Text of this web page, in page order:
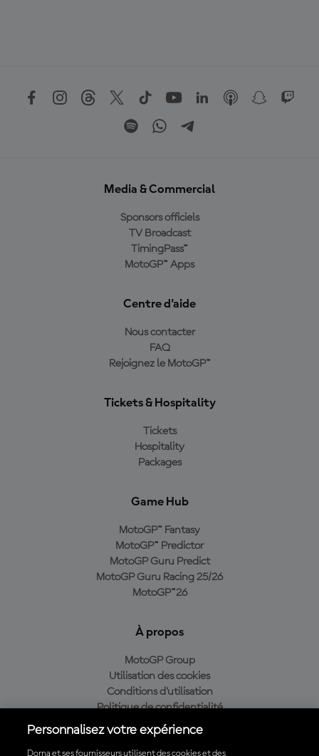
Media & Commercial
Sponsors officiels
TV Broadcast
TimingPass™
MotoGP™ Apps
Centre d'aide
Nous contacter
FAQ
Rejoignez le MotoGP™
Tickets & Hospitality
Tickets
Hospitality
Packages
Game Hub
MotoGP™ Fantasy
MotoGP™ Predictor
MotoGP Guru Predict
MotoGP Guru Racing 25/26
MotoGP™26
À propos
MotoGP Group
Utilisation des cookies
Conditions d'utilisation
Politique de confidentialité
Politique d’achat
Personnalisez votre expérience
Dorna et ses fournisseurs utilisent des cookies et des